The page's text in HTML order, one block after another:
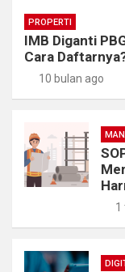
PROPERTI
IMB Diganti
Cara
10 bulan ago
1